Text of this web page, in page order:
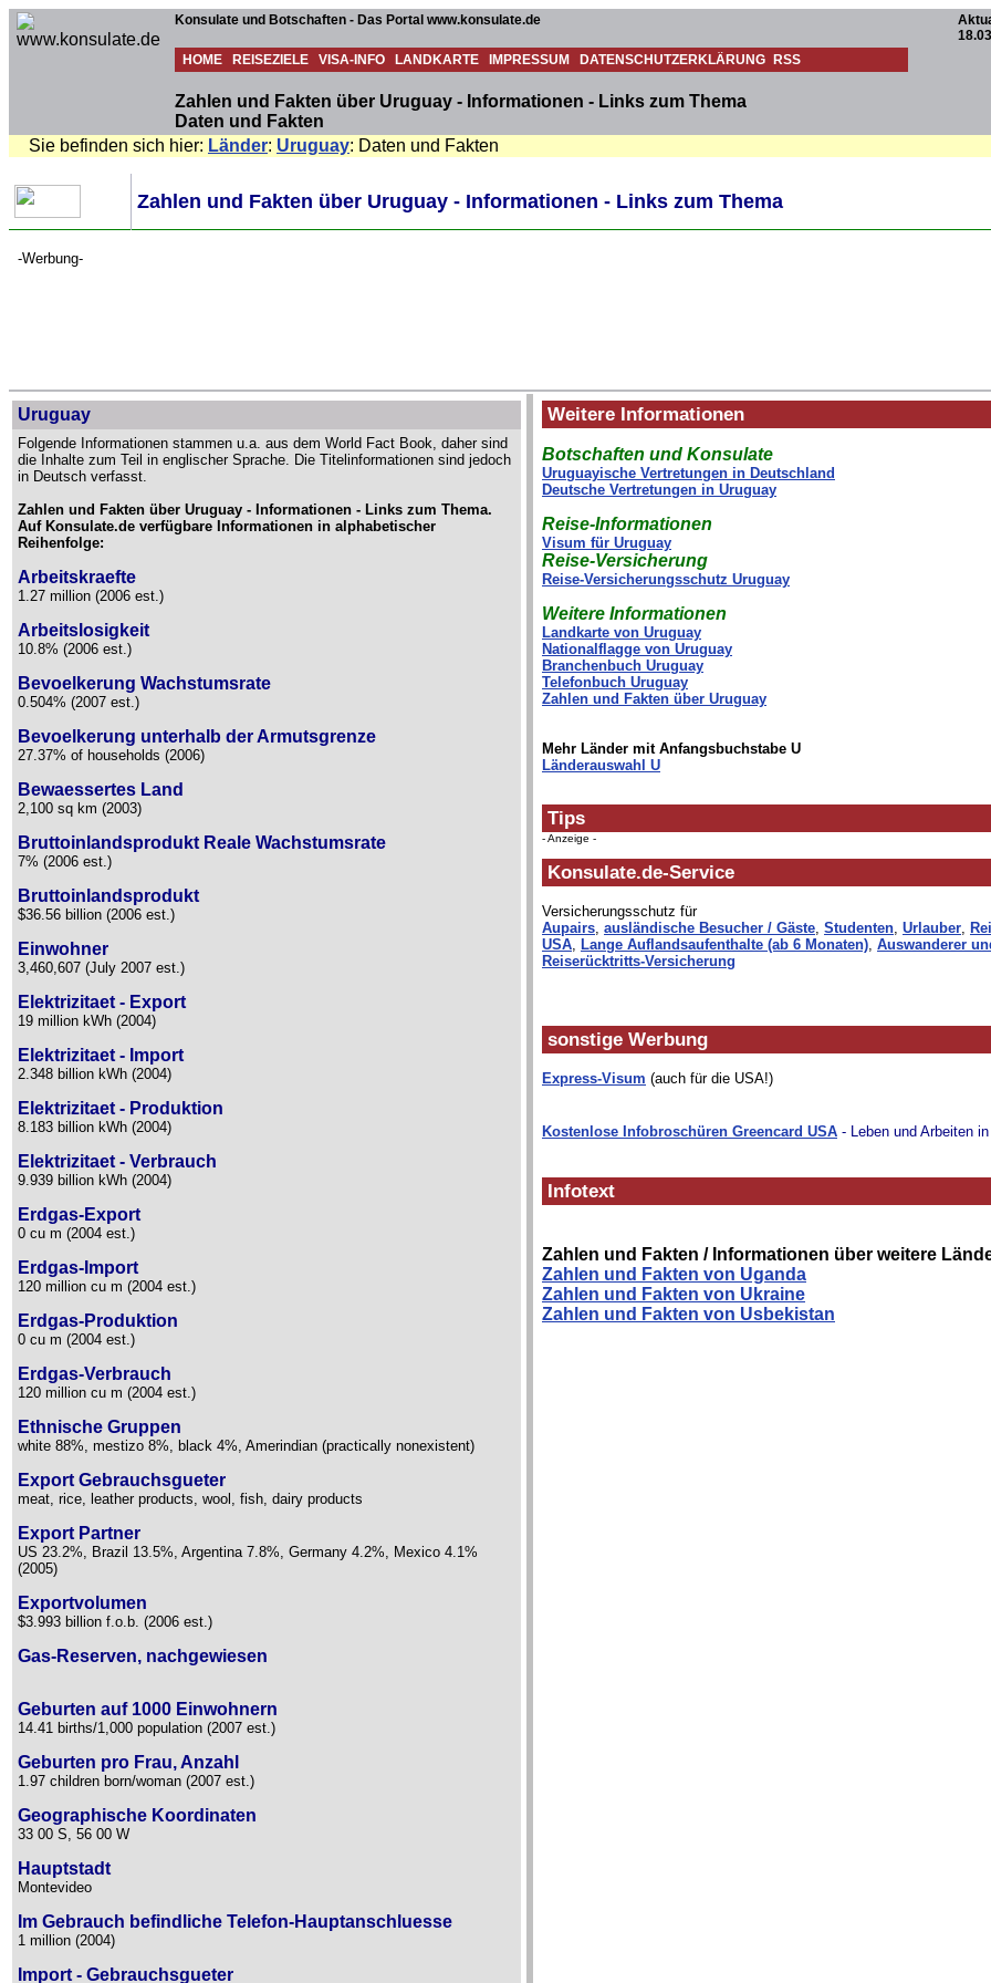
Konsulate und Botschaften - Das Portal www.konsulate.de
HOME REISEZIELE VISA-INFO LANDKARTE IMPRESSUM DATENSCHUTZERKLÄRUNG RSS
Zahlen und Fakten über Uruguay - Informationen - Links zum Thema
Daten und Fakten
Sie befinden sich hier: Länder: Uruguay: Daten und Fakten
Zahlen und Fakten über Uruguay - Informationen - Links zum Thema
-Werbung-
Uruguay
Folgende Informationen stammen u.a. aus dem World Fact Book, daher sind
die Inhalte zum Teil in englischer Sprache. Die Titelinformationen sind jedoch
in Deutsch verfasst.
Zahlen und Fakten über Uruguay - Informationen - Links zum Thema.
Auf Konsulate.de verfügbare Informationen in alphabetischer
Reihenfolge:
Arbeitskraefte
1.27 million (2006 est.)
Arbeitslosigkeit
10.8% (2006 est.)
Bevoelkerung Wachstumsrate
0.504% (2007 est.)
Bevoelkerung unterhalb der Armutsgrenze
27.37% of households (2006)
Bewaessertes Land
2,100 sq km (2003)
Bruttoinlandsprodukt Reale Wachstumsrate
7% (2006 est.)
Bruttoinlandsprodukt
$36.56 billion (2006 est.)
Einwohner
3,460,607 (July 2007 est.)
Elektrizitaet - Export
19 million kWh (2004)
Elektrizitaet - Import
2.348 billion kWh (2004)
Elektrizitaet - Produktion
8.183 billion kWh (2004)
Elektrizitaet - Verbrauch
9.939 billion kWh (2004)
Erdgas-Export
0 cu m (2004 est.)
Erdgas-Import
120 million cu m (2004 est.)
Erdgas-Produktion
0 cu m (2004 est.)
Erdgas-Verbrauch
120 million cu m (2004 est.)
Ethnische Gruppen
white 88%, mestizo 8%, black 4%, Amerindian (practically nonexistent)
Export Gebrauchsgueter
meat, rice, leather products, wool, fish, dairy products
Export Partner
US 23.2%, Brazil 13.5%, Argentina 7.8%, Germany 4.2%, Mexico 4.1%
(2005)
Exportvolumen
$3.993 billion f.o.b. (2006 est.)
Gas-Reserven, nachgewiesen
Geburten auf 1000 Einwohnern
14.41 births/1,000 population (2007 est.)
Geburten pro Frau, Anzahl
1.97 children born/woman (2007 est.)
Geographische Koordinaten
33 00 S, 56 00 W
Hauptstadt
Montevideo
Im Gebrauch befindliche Telefon-Hauptanschluesse
1 million (2004)
Import - Gebrauchsgueter
Weitere Informationen
Botschaften und Konsulate
Uruguayische Vertretungen in Deutschland
Deutsche Vertretungen in Uruguay
Reise-Informationen
Visum für Uruguay
Reise-Versicherung
Reise-Versicherungsschutz Uruguay
Weitere Informationen
Landkarte von Uruguay
Nationalflagge von Uruguay
Branchenbuch Uruguay
Telefonbuch Uruguay
Zahlen und Fakten über Uruguay
Mehr Länder mit Anfangsbuchstabe U
Länderauswahl U
Tips
- Anzeige -
Konsulate.de-Service
Versicherungsschutz für
Aupairs, ausländische Besucher / Gäste, Studenten, Urlauber,
USA, Lange Auflandsaufenthalte (ab 6 Monaten), Auswanderer
Reiserücktritts-Versicherung
sonstige Werbung
Express-Visum (auch für die USA!)
Kostenlose Infobroschüren Greencard USA - Leben und Arbeiten
Infotext
Zahlen und Fakten / Informationen über weitere
Zahlen und Fakten von Uganda
Zahlen und Fakten von Ukraine
Zahlen und Fakten von Usbekistan